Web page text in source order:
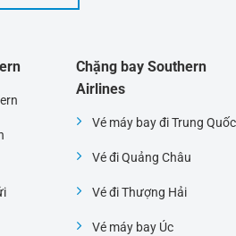
Chặng bay Southern
Airlines
Vé máy bay đi Trung Quốc
Vé đi Quảng Châu
Vé đi Thượng Hải
Vé máy bay Úc